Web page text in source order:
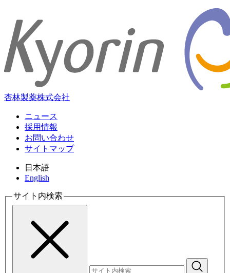
杏林製薬株式会社
ニュース
採用情報
お問い合わせ
サイトマップ
日本語
English
サイト内検索